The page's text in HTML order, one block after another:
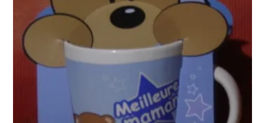
BECASSINE OU BETTY BOOP OBJETS ET VETEMENTS
TEX AVERY OBJETS ET VETEMENTS
WARNER OBJETS ET VETEMENTS▼
PLUS D'OBJETS ET VETEMENTS BD▼
IDEES CADEAUX ET PLUS▼